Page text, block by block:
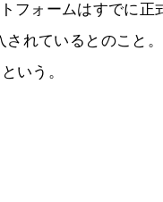
フォームはすでに
されているとのこと
いう。